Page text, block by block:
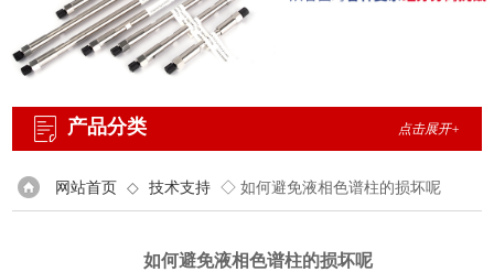
产品分类 点击展开+
网站首页 ◇ 技术支持 ◇ 如何避免液相色谱柱的损坏呢
如何避免液相色谱柱的损坏呢